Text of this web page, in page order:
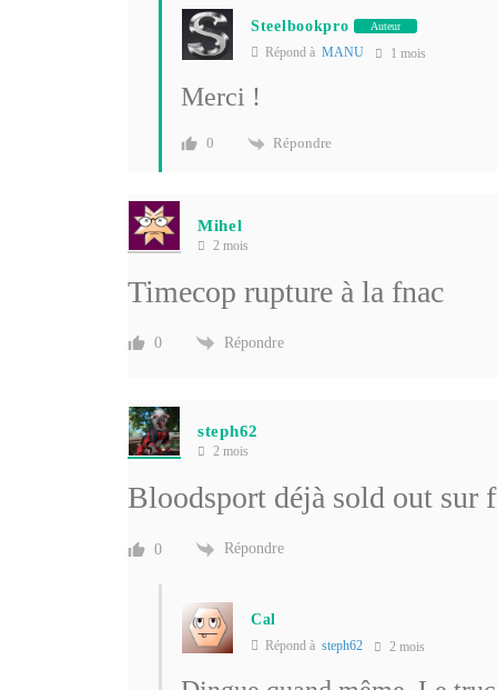
Steelbookpro Auteur
Répond à MANU 1 mois
Merci !
0 Répondre
Mihel
2 mois
Timecop rupture à la fnac
0 Répondre
steph62
2 mois
Bloodsport déjà sold out sur
0 Répondre
Cal
Répond à steph62 2 mois